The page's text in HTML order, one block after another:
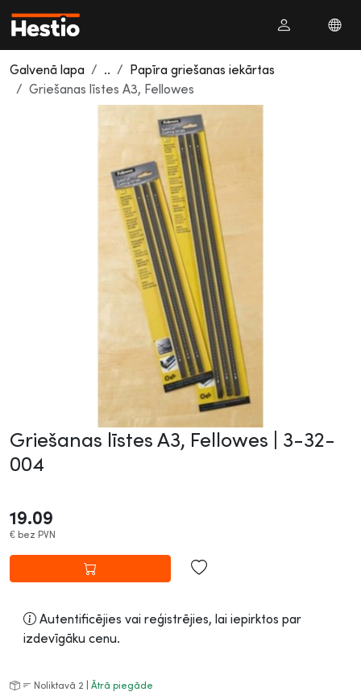
Galvenā lapa ..
Papīra griešanas iekārtas
Griešanas līstes A3, Fellowes
Griešanas līstes A3, Fellowes | 3-32-
004
19.09
€ bez PVN
Autentificējies vai reģistrējies, lai iepirktos par
izdevīgāku cenu.
Noliktavā 2 | Ātrā piegāde